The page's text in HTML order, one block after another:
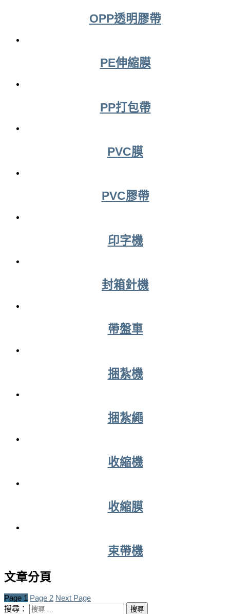
OPP透明膠帶
PE伸縮膜
PP打包帶
PVC膜
PVC膠帶
印字機
封箱針機
帶盤車
捆紮機
捆紮繩
收縮機
收縮膜
束帶機
文章分頁
Page 1 Page 2 Next Page
搜尋：